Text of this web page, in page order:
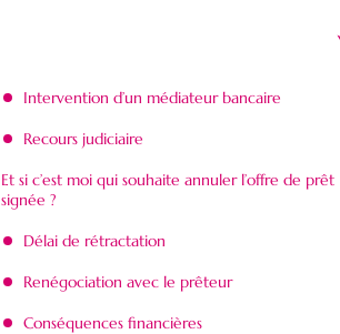
Intervention d’un médiateur bancaire
Recours judiciaire
Et si c’est moi qui souhaite annuler l’offre de prêt
signée ?
Délai de rétractation
Renégociation avec le prêteur
Conséquences financières